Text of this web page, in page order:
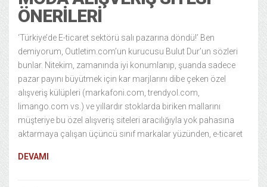
ÖNERILERI
‘Türkiye’de E-ticaret sektörü salı pazarına döndü!’ Ben
demiyorum, Outletim.com’un kurucusu Bulut Dur’un sözleri
bunlar. Nitekim, zamanında iyi konumlanıp, şuanda sadece
pazar payını büyütmek için kar marjlarını dibe çeken özel
alışveriş külüpleri (markafoni.com, trendyol.com,
limango.com vs.) ve yıllardır stoklarda biriken mallarını
müşteriye bu özel alışveriş siteleri aracılığıyla yok pahasına
aktarmaya çalışan üçüncü sınıf markalar yüzünden, e-ticaret
DEVAMI